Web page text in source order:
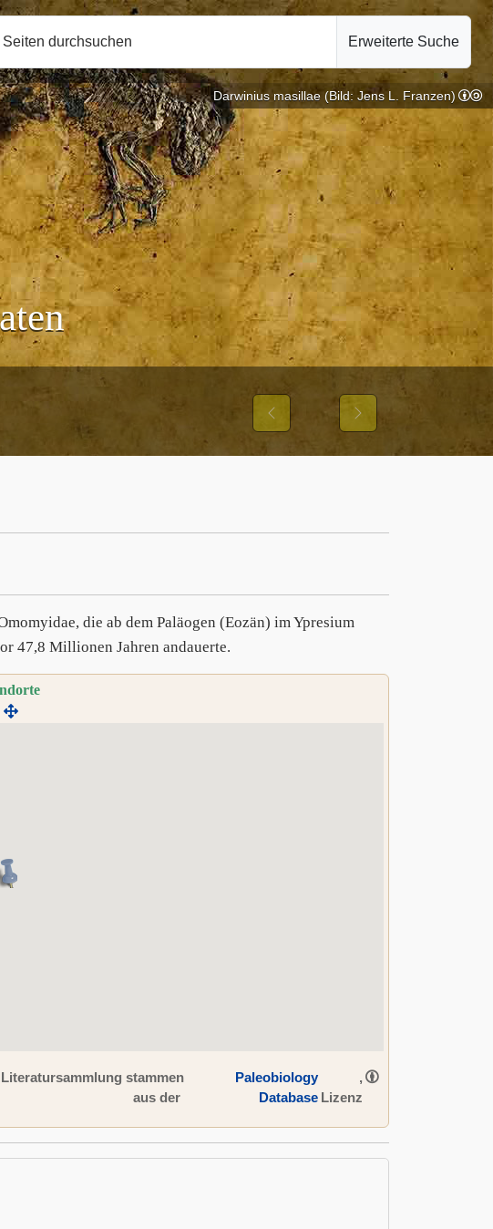
Seiten durchsuchen Erweiterte Suche
10.10.2024
Previous Next
Darwinius masillae (Bild: Jens L. Franzen)
die ab dem Paläogen (Eozän) im Ypresium
47,8 Millionen Jahren andauerte.
stammen
aus der
Paleobiology
Database
,
Lizenz